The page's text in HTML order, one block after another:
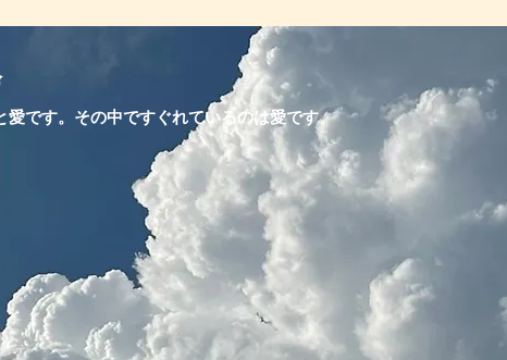
です。その中ですぐれているのは愛です。